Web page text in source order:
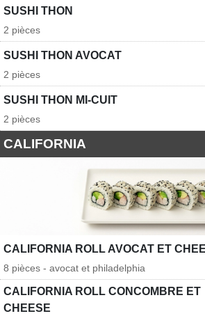
SUSHI THON
2 pièces
SUSHI THON AVOCAT
2 pièces
SUSHI THON MI-CUIT
2 pièces
CALIFORNIA
CALIFORNIA ROLL AVOCAT ET
8 pièces - avocat et philadelphia
CALIFORNIA ROLL CONCOMBRE ET
CHEESE